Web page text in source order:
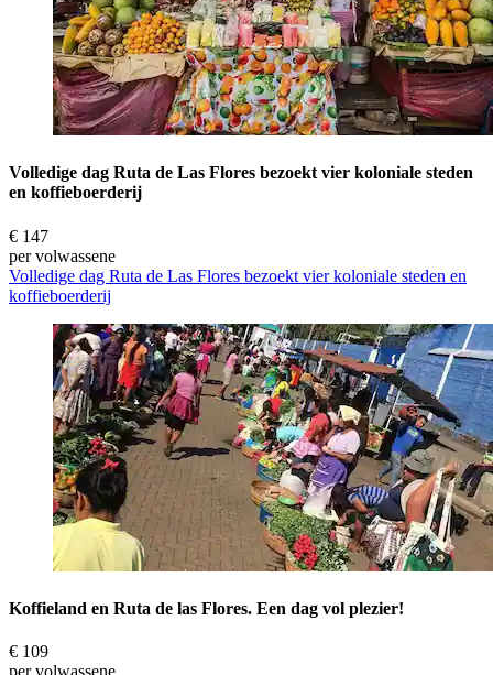
Volledige dag Ruta de Las Flores bezoekt vier koloniale steden
en koffieboerderij
€ 147
per volwassene
Volledige dag Ruta de Las Flores bezoekt vier koloniale steden en
koffieboerderij
Koffieland en Ruta de las Flores. Een dag vol plezier!
€ 109